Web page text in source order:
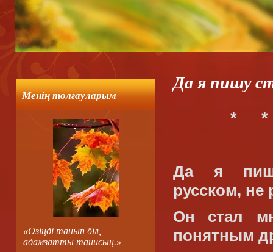
Менің толғауларым
«Өзіңді танып біл,
адамзатты танисың.»
Да я пишу
* *
Да я
русском, не
Он стал
понятным